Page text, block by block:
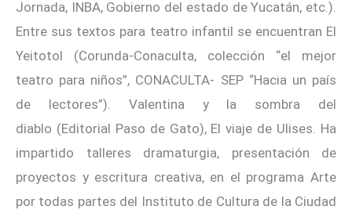
Jornada, INBA, Gobierno del estado de Yucatán, etc.).
Entre sus textos para teatro infantil se encuentran El
Yeitotol (Corunda-Conaculta, colección “el mejor
teatro para niños”, CONACULTA- SEP “Hacia un país
de lectores”). Valentina y la sombra del
diablo (Editorial Paso de Gato), El viaje de Ulises. Ha
impartido talleres dramaturgia, presentación de
proyectos y escritura creativa, en el programa Arte
por todas partes del Instituto de Cultura de la Ciudad